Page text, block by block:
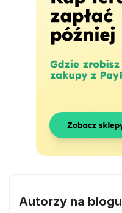
Autorzy na blogu